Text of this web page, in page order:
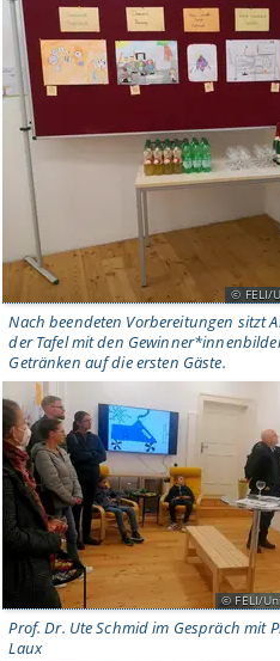
FELI/
Nach beendeten Vorbereitungen sitzt
der Tafel mit den
Getränken auf die ersten Gäste.
FELI/
Prof. Dr. Ute Schmid im Gespräch mit
Laux